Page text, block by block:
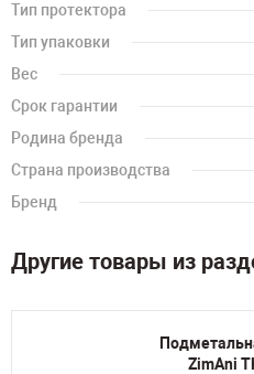
Тип протектора
Тип упаковки
Вес
Срок гарантии
Родина бренда
Страна производства
Бренд
Другие товары из
ZimAni